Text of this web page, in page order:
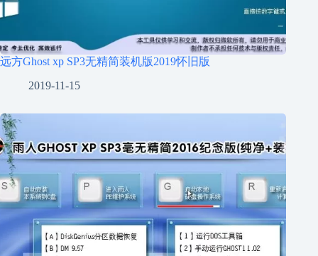
远方Ghost xp SP3无精简装机版2019怀旧版
2019-11-15